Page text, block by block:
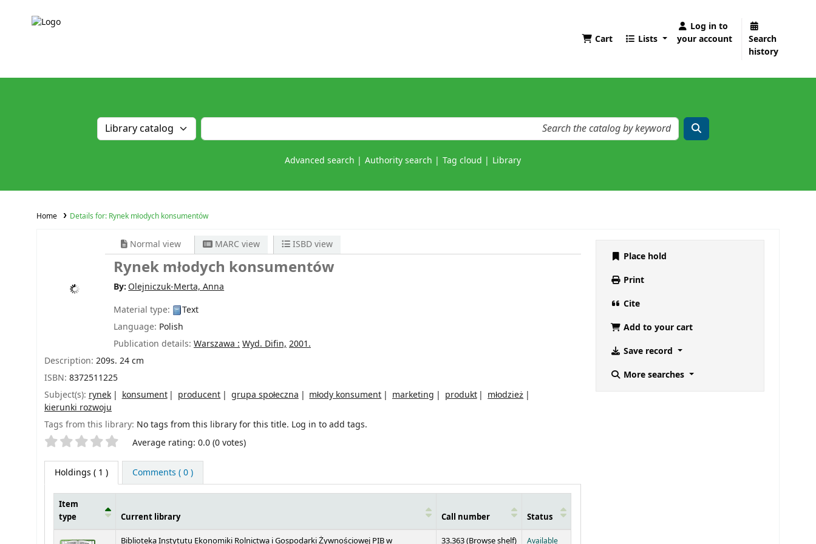
Cart Lists
Log in to
your account
Search
history
Advanced search Authority search Tag cloud Library
Home Details for: Rynek młodych konsumentów
Normal view MARC view ISBD view
Rynek młodych konsumentów
By:Olejniczuk-Merta, Anna
Material type:
Text
Language: Polish
Publication details: Warszawa : Wyd. Difin, 2001.
Description: 209s. 24 cm
ISBN: 8372511225
Subject(s): rynek konsument producent grupa społeczna młody konsument marketing produkt
młodzież
kierunki rozwoju
Tags from this library: No tags from this library for this title. Log in to add tags.
Star ratings Average rating: 0.0 (0 votes)
Holdings ( 1 ) Comments ( 0 )
Item
type
Current library Call number Status
Biblioteka Instytutu Ekonomiki Rolnictwa i Gospodarki Żywnościowej PIB w 33.363 (Browse shelf(Opens below)
) Available
Place hold
Print
Cite
Add to your cart
Save record
More searches